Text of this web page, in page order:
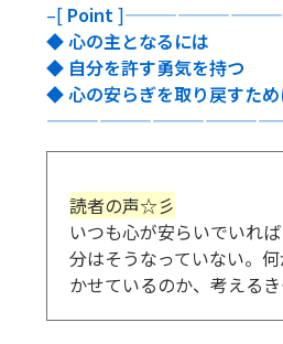
–[ Point
◆ 心の主となるには
◆ 自分を許す勇気を持つ
◆ 心の安らぎを取り戻すた
読者の声☆彡
いつも心が安らいでいれ
分はそうなっていない。
かせているのか、考えるき